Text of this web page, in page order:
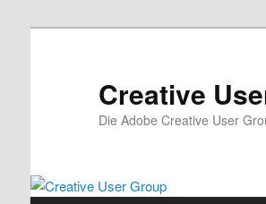
Creative
Die Adobe Creative User